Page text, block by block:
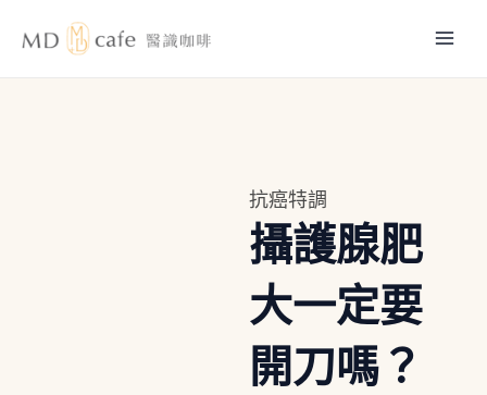
抗癌特調
攝護腺肥
大一定要
開刀嗎？